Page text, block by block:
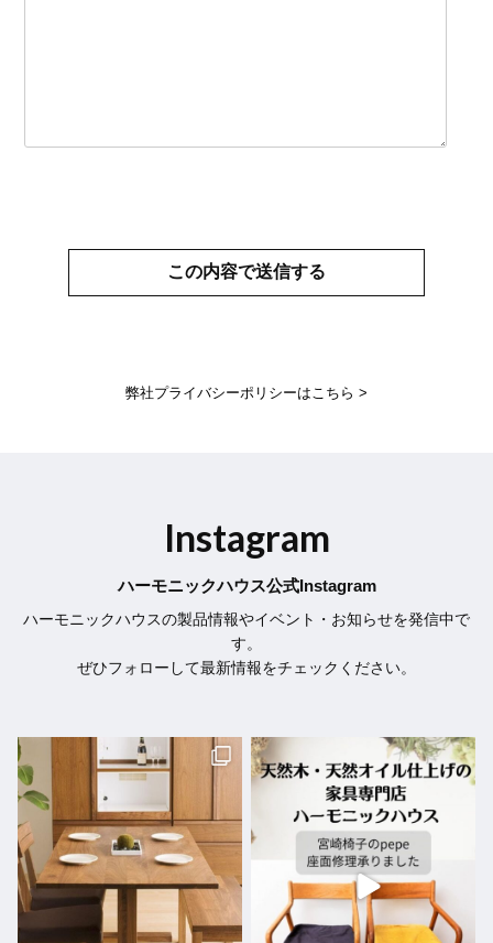
弊社プライバシーポリシーはこちら >
Instagram
ハーモニックハウス公式Instagram
ハーモニックハウスの製品情報やイベント・お知らせを発信中で
す。
ぜひフォローして最新情報をチェックください。